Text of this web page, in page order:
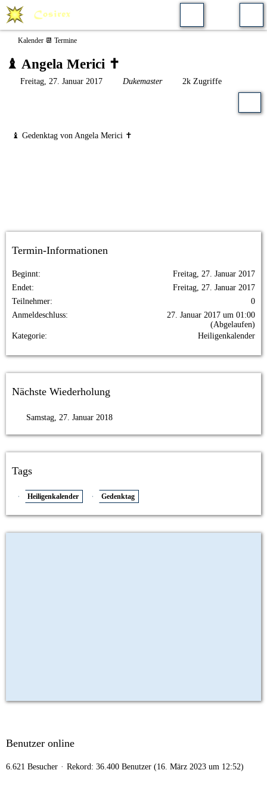
Kalender 📆 Termine
♝ Angela Merici ✝️
Freitag, 27. Januar 2017 Dukemaster 2k Zugriffe
♝ Gedenktag von Angela Merici ✝️
Termin-Informationen
Beginnt
Freitag, 27. Januar 2017
Endet
Freitag, 27. Januar 2017
Teilnehmer
0
Anmeldeschluss
27. Januar 2017 um 01:00
(Abgelaufen)
Kategorie
Heiligenkalender
Nächste Wiederholung
Samstag, 27. Januar 2018
Tags
Heiligenkalender Gedenktag
Benutzer online
6.621 Besucher Rekord: 36.400 Benutzer (16. März 2023 um 12:52)